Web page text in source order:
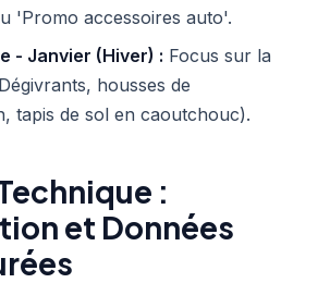
'Promo accessoires auto'.
- Janvier (Hiver) : Focus sur la
housses de
tapis de sol en caoutchouc).
:
et Données